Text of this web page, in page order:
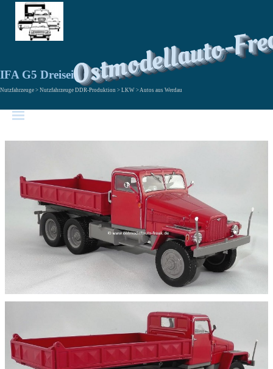
Ostmodellauto-
IFA G5 Dreiseitenkipper
Nutzfahrzeuge > Nutzfahrzeuge DDR-Produktion > LKW > Autos aus Werdau